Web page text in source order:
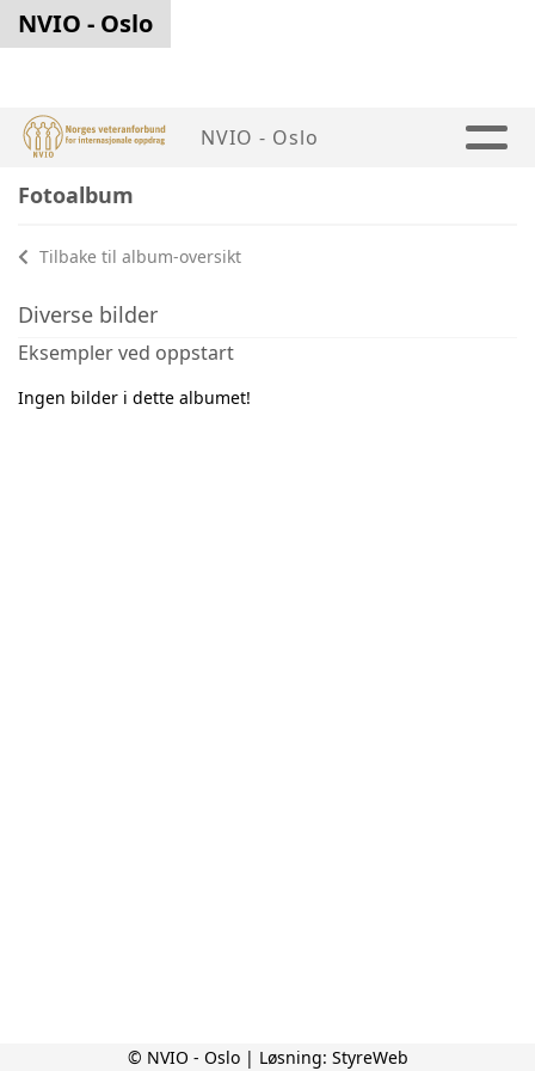
NVIO - Oslo
NVIO - Oslo
Fotoalbum
Tilbake til album-oversikt
Diverse bilder
Eksempler ved oppstart
Ingen bilder i dette albumet!
© NVIO - Oslo | Løsning: StyreWeb